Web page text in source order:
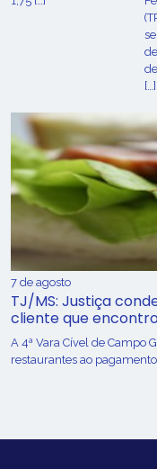
[…]
7 de agosto
TJ/MS: Justiça
cliente que
A 4ª Vara Cível de Campo
restaurantes ao